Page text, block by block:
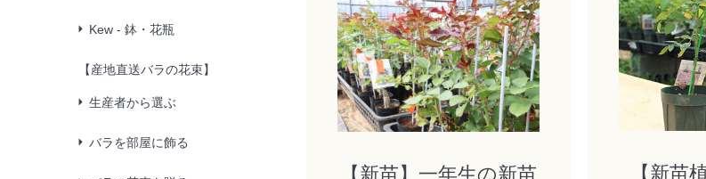
Kew - 鉢・花瓶
【産地直送バラの花束】
生産者から選ぶ
バラを部屋に飾る
【新苗】一年生の新苗
【新苗